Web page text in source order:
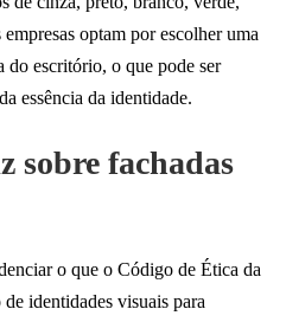
optam por escolher uma
do escritório, o que pode ser
essência da identidade.
sobre fachadas
o que o Código de Ética da
identidades visuais para